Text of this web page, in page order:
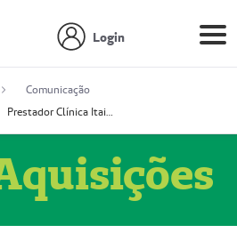
Login
Comunicação
Prestador Clínica Itaipú Ltda (51004348-2)